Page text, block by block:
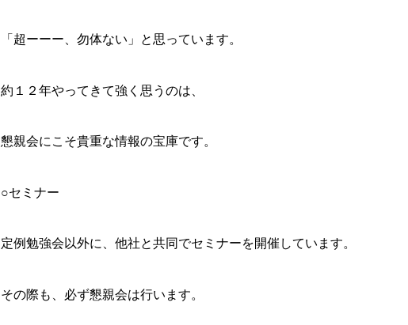
「超ーーー、勿体ない」と思っています。
約１２年やってきて強く思うのは、
懇親会にこそ貴重な情報の宝庫です。
○セミナー
定例勉強会以外に、他社と共同でセミナーを開催しています。
その際も、必ず懇親会は行います。